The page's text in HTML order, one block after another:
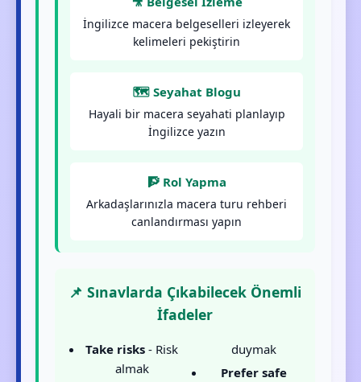
İngilizce macera belgeselleri izleyerek
kelimeleri pekiştirin
🗺️ Seyahat Blogu
Hayali bir macera seyahati planlayıp
İngilizce yazın
🧗 Rol Yapma
Arkadaşlarınızla macera turu rehberi
canlandırması yapın
📌 Sınavlarda Çıkabilecek Önemli
İfadeler
Take risks - Risk
almak
duymak
Prefer safe